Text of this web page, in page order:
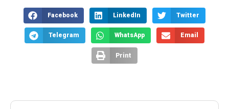
Facebook LinkedIn Twitter
Telegram WhatsApp Email
Print